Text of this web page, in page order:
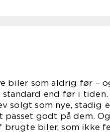
biler som aldrig før –
end før i
solgt som nye, stadig
passet godt på dem.
brugte biler, som ikke